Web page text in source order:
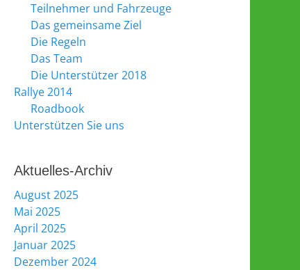
Teilnehmer und Fahrzeuge
Das gemeinsame Ziel
Die Regeln
Das Team
Die Unterstützer 2018
Rallye 2014
Roadbook
Unterstützen Sie uns
Aktuelles-Archiv
August 2025
Mai 2025
April 2025
Januar 2025
Dezember 2024